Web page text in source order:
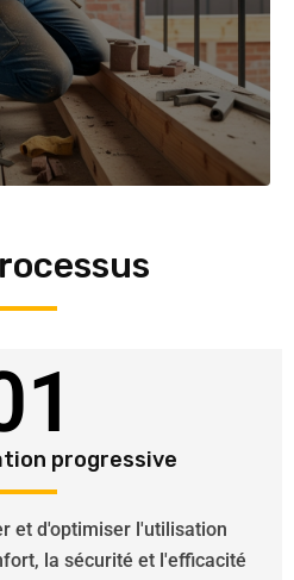
progressive
et d'optimiser l'utilisation
la sécurité et l'efficacité